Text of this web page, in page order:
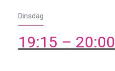
Dinsdag
19:15 – 20:00